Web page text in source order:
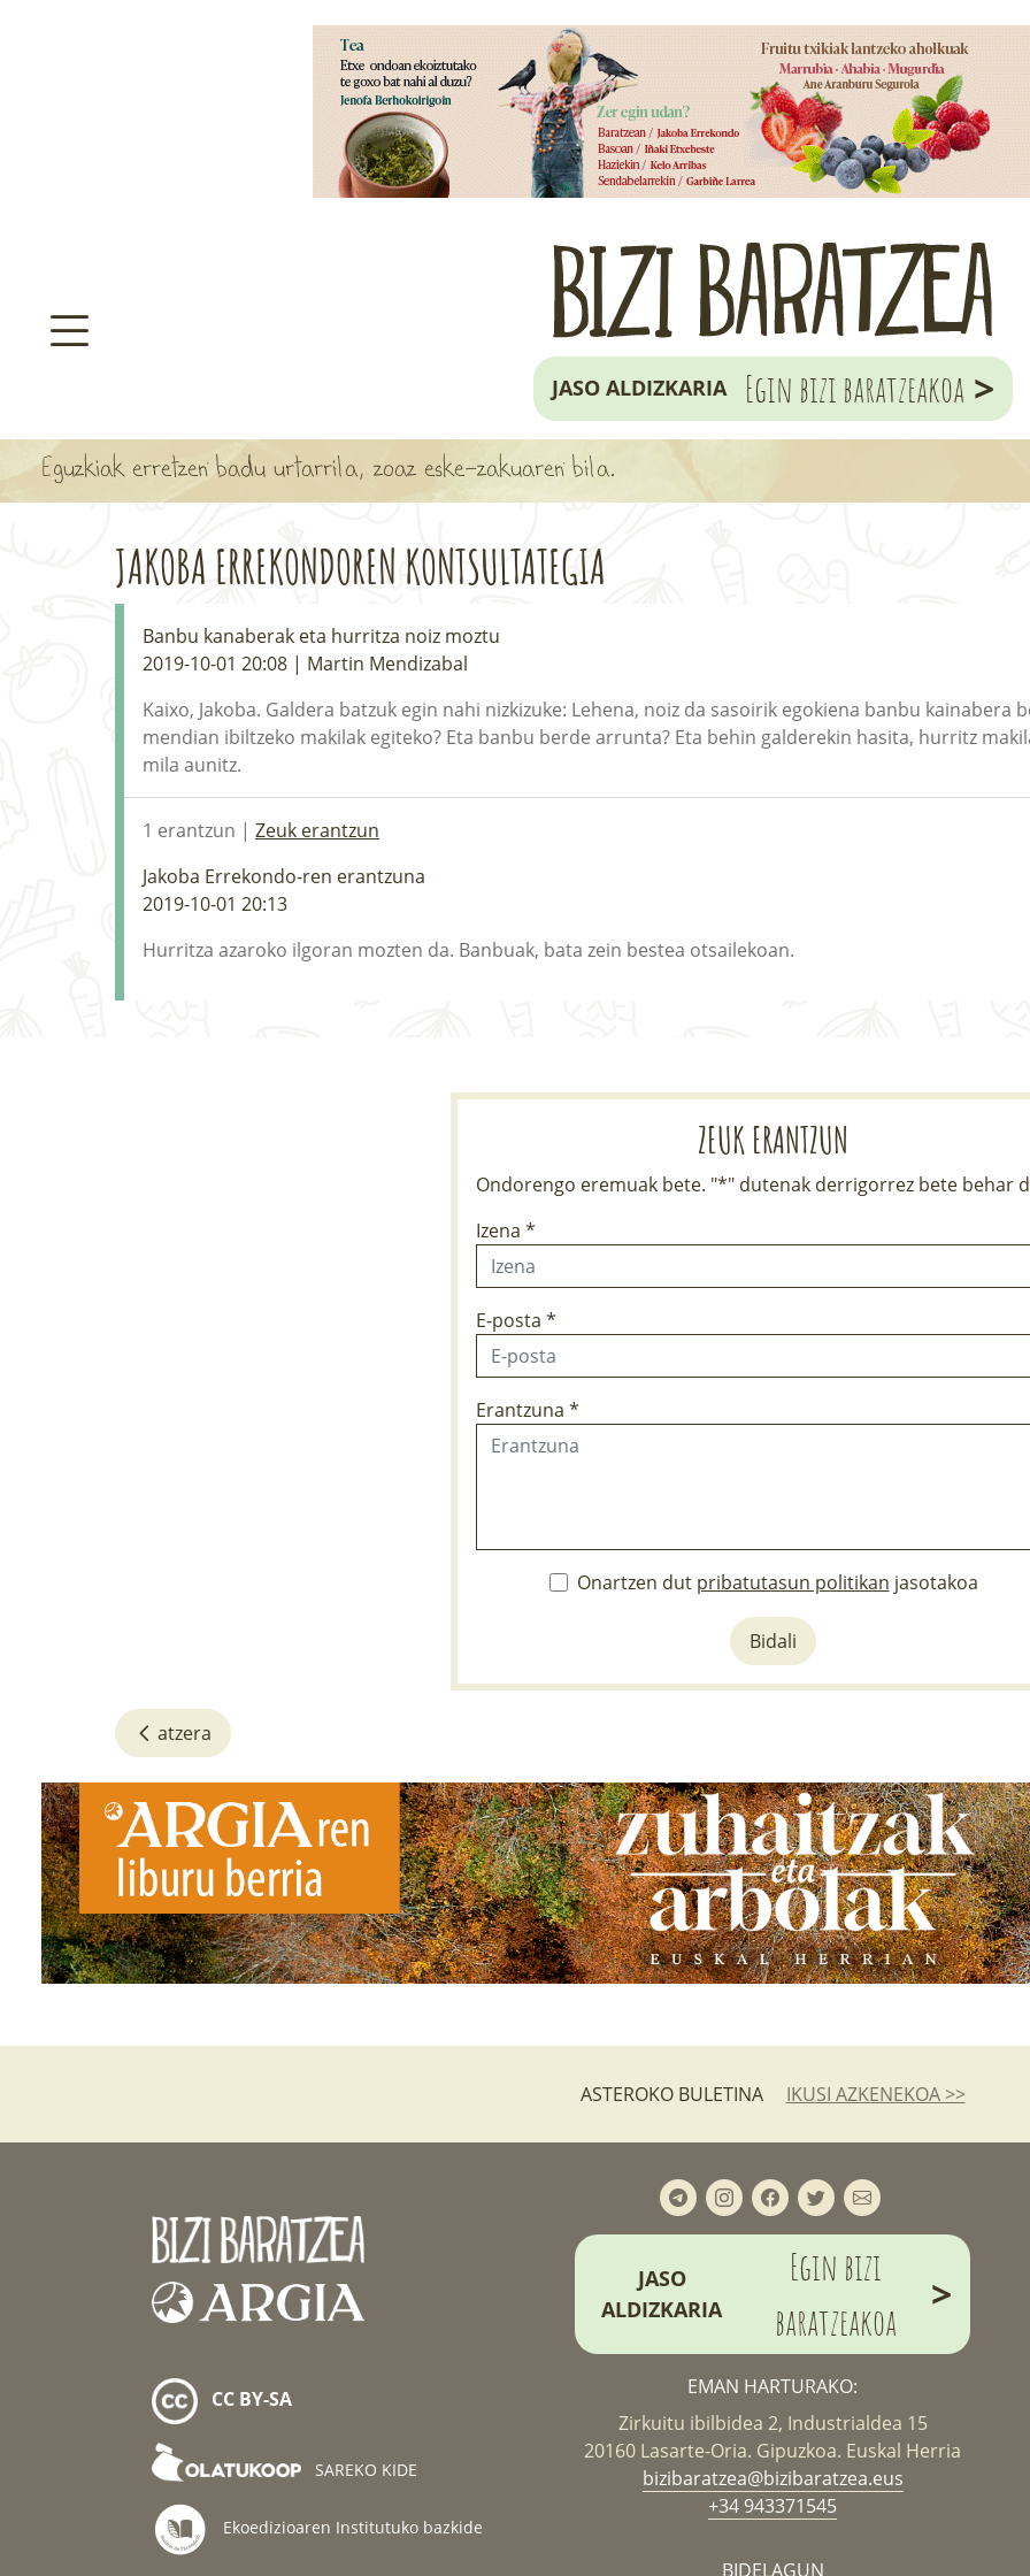
ARBOLA APARTEN MAPA
JASO ALDIZKARIA Egin bizi baratzeakoa >
Eguzkiak erretzen badu urtarrila, zoaz eske-zakuaren bila.
JAKOBA ERREKONDOREN KONTSULTATEGIA
Banbu kanaberak eta hurritza noiz moztu
2019-10-01 20:08 | Martin Mendizabal
Kaixo, Jakoba. Galdera batzuk egin nahi nizkizuke: Lehena, noiz da sasoirik egokiena banbu kainabera
mendian ibiltzeko makilak egiteko? Eta banbu berde arrunta? Eta behin galderekin hasita, hurritz
mila aunitz.
1 erantzun | Zeuk erantzun
Jakoba Errekondo-ren erantzuna
2019-10-01 20:13
Hurritza azaroko ilgoran mozten da. Banbuak, bata zein bestea otsailekoan.
ZEUK ERANTZUN
Ondorengo eremuak bete. "*" dutenak derrigorrez bete behar
Izena *
E-posta *
Erantzuna *
Onartzen dut pribatutasun politikan jasotakoa
Bidali
atzera
ASTEROKO BULETINA IKUSI AZKENEKOA >>
CC BY-SA
SAREKO KIDE
Ekoedizioaren Institutuko bazkide
JASO
ALDIZKARIA
Egin bizi
baratzeakoa
>
EMAN HARTURAKO:
Zirkuitu ibilbidea 2, Industrialdea 15
20160 Lasarte-Oria. Gipuzkoa. Euskal Herria
bizibaratzea@bizibaratzea.eus
+34 943371545
BIDELAGUN